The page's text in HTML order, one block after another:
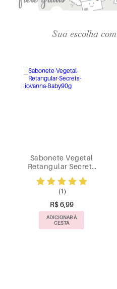
Sua escolha
Sabonete Vegetal
Retangular Secrets
(1)
R$ 6,99
ADICIONAR À
CESTA